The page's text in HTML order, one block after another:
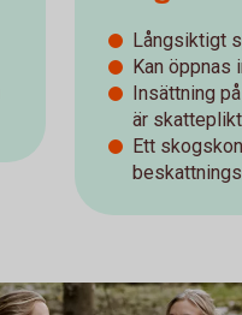
Långsiktigt
Kan öppnas
Insättning
är
Ett